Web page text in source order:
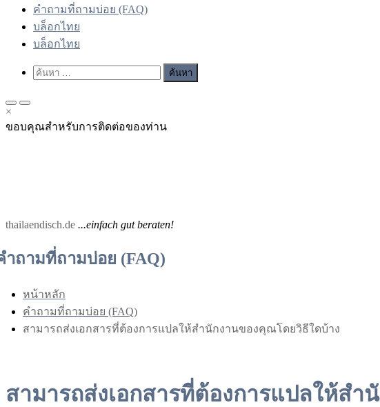
คำถามที่ถามบ่อย (FAQ)
บล็อกไทย
บล็อกไทย
Show
Search
ค้นหา
Primary
for
Primary
for
×
ขอบคุณสำหรับการติดต่อของท่าน
thailaendisch.de ...einfach gut beraten!
ำถามที่ถามบ่อย (FAQ)
หน้าหลัก
คำถามที่ถามบ่อย (FAQ)
สามารถส่งเอกสารที่ต้องการแปลให้สำนักงานของคุณโดยวิธีใดบ้าง
สามารถส่งเอกสารที่ต้องการแปลให้ส